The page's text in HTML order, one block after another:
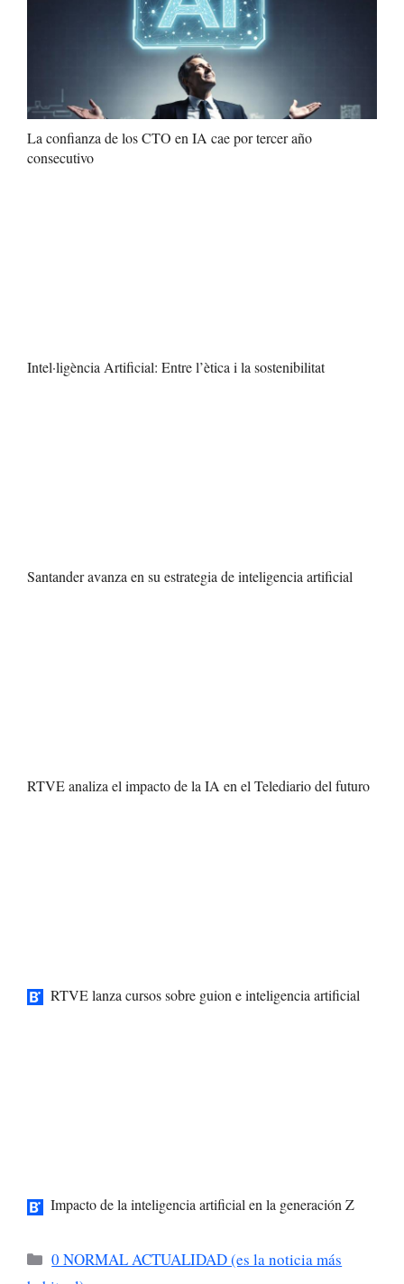
La confianza de los CTO en IA cae por tercer año
consecutivo
Intel·ligència Artificial: Entre l’ètica i la sostenibilitat
Santander avanza en su estrategia de inteligencia artificial
RTVE analiza el impacto de la IA en el Telediario del futuro
RTVE lanza cursos sobre guion e inteligencia artificial
Impacto de la inteligencia artificial en la generación Z
Categorías
0 NORMAL ACTUALIDAD (es la noticia más